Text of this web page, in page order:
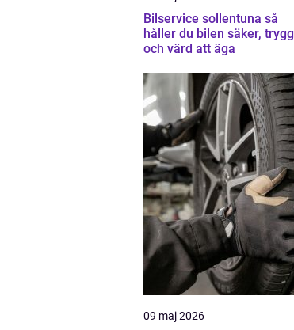
Bilservice sollentuna så
håller du bilen säker, trygg
och värd att äga
09 maj 2026